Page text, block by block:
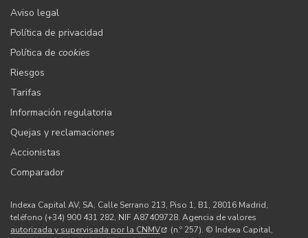
Aviso legal
Política de privacidad
Política de cookies
Riesgos
Tarifas
Información regulatoria
Quejas y reclamaciones
Accionistas
Comparador
Indexa Capital AV, SA, Calle Serrano 213, Piso 1, B1, 28016 Madrid,
teléfono (+34) 900 431 282, NIF A87409728. Agencia de valores
autorizada y supervisada por la CNMV
(n.º 257). © Indexa Capital,